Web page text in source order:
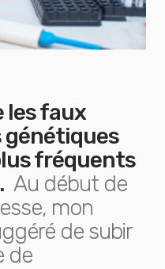
les faux
fréquents
Au début de
mon
de subir
de